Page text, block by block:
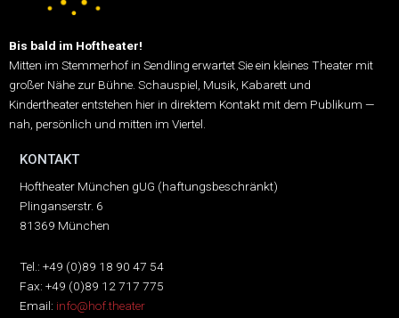
Bis bald im Hoftheater!
Mitten im Stemmerhof in Sendling erwartet Sie ein kleines Theater mit
großer Nähe zur Bühne. Schauspiel, Musik, Kabarett und
Kindertheater entstehen hier in direktem Kontakt mit dem Publikum —
nah, persönlich und mitten im Viertel.
KONTAKT
Hoftheater München gUG (haftungsbeschränkt)
Plinganserstr. 6
81369 München
Tel.: +49 (0)89 18 90 47 54
Fax: +49 (0)89 12 717 775
Email: info@hof.theater